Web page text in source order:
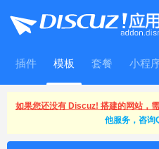
插件 模板 套餐 小程
WitFrame
如果您还没有 Discuz! 搭建的网站，
他服务，咨询